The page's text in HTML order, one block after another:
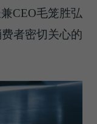
CEO毛笼胜弘
者密切关心的